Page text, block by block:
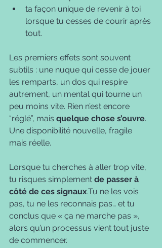
ta façon unique de revenir à toi
lorsque tu cesses de courir après
tout.
Les premiers effets sont souvent
subtils : une nuque qui cesse de jouer
les remparts, un dos qui respire
autrement, un mental qui tourne un
peu moins vite. Rien n’est encore
“réglé”, mais quelque chose s’ouvre.
Une disponibilité nouvelle, fragile
mais réelle.
Lorsque tu cherches à aller trop vite,
tu risques simplement de passer à
côté de ces signaux.Tu ne les vois
pas, tu ne les reconnais pas… et tu
conclus que « ça ne marche pas »,
alors qu’un processus vient tout juste
de commencer.